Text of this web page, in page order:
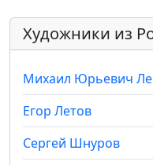
Художники из
Михаил Юрьевич
Егор Летов
Сергей Шнуров